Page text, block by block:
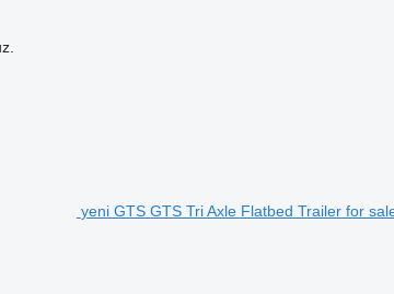
yeni GTS GTS Tri Axle Flatbed Trailer for